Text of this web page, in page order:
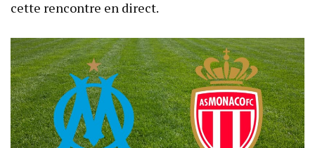
cette rencontre en direct.